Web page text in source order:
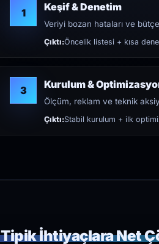
1 Keşif & Denetim
Veriyi bozan hataları ve
Çıktı:Öncelik listesi + kısa
3 Kurulum &
Ölçüm, reklam ve teknik
Çıktı:Stabil kurulum + ilk
Tipik İhtiyaçlara Net